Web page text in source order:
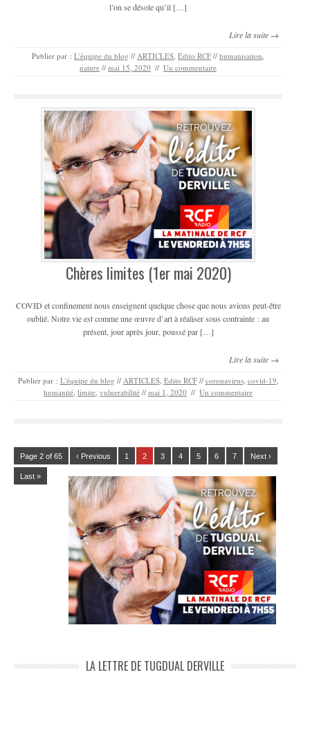
l’on se désole qu’il […]
Lire la suite →
Publier par : L'équipe du blog // ARTICLES Edito RCF // humanisation
nature // mai 15, 2020 // Un commentaire
Chères limites (1er mai 2020)
COVID et confinement nous enseignent quelque chose que nous avions peut-être
oublié. Notre vie est comme une œuvre d’art à réaliser sous contrainte : au
présent, jour après jour, poussé par […]
Lire la suite →
Publier par : L'équipe du blog // ARTICLES, Edito RCF // coronavirus, covid-19
humanité limite vulnerabilité // mai 1, 2020 // Un commentaire
Page 2 of 65 ‹ Previous 1 2 3 4 5 6 7 Next ›
Last »
LA LETTRE DE TUGDUAL DERVILLE